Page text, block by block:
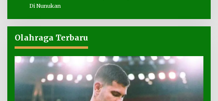
Di Nunukan
Olahraga Terbaru